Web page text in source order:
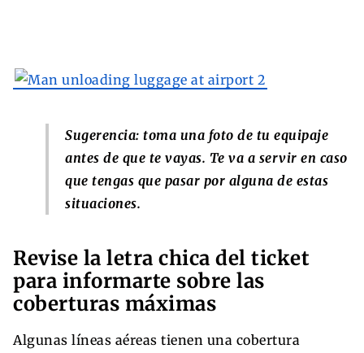
Sugerencia: toma una foto de tu equipaje
antes de que te vayas. Te va a servir en caso
que tengas que pasar por alguna de estas
situaciones.
Revise la letra chica del ticket
para informarte sobre las
coberturas máximas
Algunas líneas aéreas tienen una cobertura